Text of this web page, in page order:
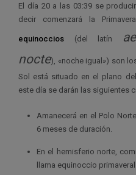
El día 20 a las 03:39 se
decir comenzará la
equinoccios (del latín
nocte), «noche igual») son
Sol está situado en el plano
este día se darán las siguientes
Amanecerá en el Polo
6 meses de duración.
En el hemisferio norte,
llama equinoccio primaveral